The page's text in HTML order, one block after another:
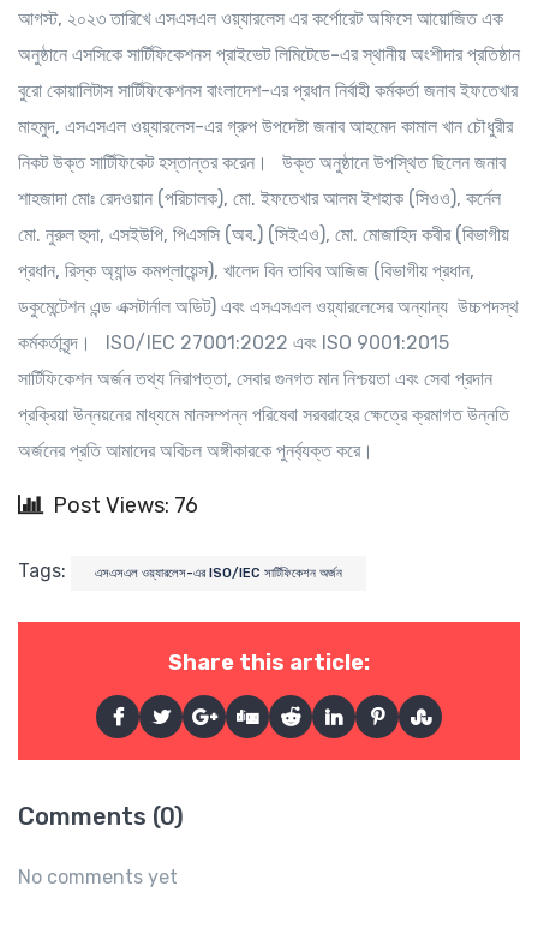
আগস্ট, ২০২৩ তারিখে এসএসএল ওয়্যারলেস এর কর্পোরেট অফিসে আয়োজিত এক
অনুষ্ঠানে এসসিকে সার্টিফিকেশনস প্রাইভেট লিমিটেডে-এর স্থানীয় অংশীদার প্রতিষ্ঠান
বুরো কোয়ালিটাস সার্টিফিকেশনস বাংলাদেশ-এর প্রধান নির্বাহী কর্মকর্তা জনাব ইফতেখার
মাহমুদ, এসএসএল ওয়্যারলেস-এর গ্রুপ উপদেষ্টা জনাব আহমেদ কামাল খান চৌধুরীর
নিকট উক্ত সার্টিফিকেট হস্তান্তর করেন। উক্ত অনুষ্ঠানে উপস্থিত ছিলেন জনাব
শাহজাদা মোঃ রেদওয়ান (পরিচালক), মো. ইফতেখার আলম ইশহাক (সিওও), কর্নেল
মো. নুরুল হুদা, এসইউপি, পিএসসি (অব.) (সিইএও), মো. মোজাহিদ কবীর (বিভাগীয়
প্রধান, রিস্ক অ্যান্ড কমপ্লায়েন্স), খালেদ বিন তাবিব আজিজ (বিভাগীয় প্রধান,
ডকুমেন্টেশন এন্ড এক্সটার্নাল অডিট) এবং এসএসএল ওয়্যারলেসের অন্যান্য উচ্চপদস্থ
কর্মকর্তাবৃন্দ। ISO/IEC 27001:2022 এবং ISO 9001:2015
সার্টিফিকেশন অর্জন তথ্য নিরাপত্তা, সেবার গুনগত মান নিশ্চয়তা এবং সেবা প্রদান
প্রক্রিয়া উন্নয়নের মাধ্যমে মানসম্পন্ন পরিষেবা সরবরাহের ক্ষেত্রে ক্রমাগত উন্নতি
অর্জনের প্রতি আমাদের অবিচল অঙ্গীকারকে পুনর্ব্যক্ত করে।
Post Views: 76
Tags: এসএসএল ওয়্যারলেস-এর ISO/IEC সার্টিফিকেশন অর্জন
Share this article:
Comments (0)
No comments yet